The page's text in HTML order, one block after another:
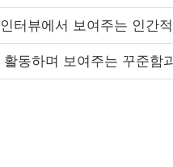
터뷰에서 보여주는 인간
활동하며 보여주는 꾸준함